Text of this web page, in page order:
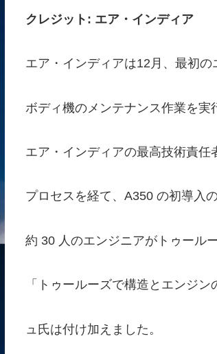
クレジット: エア・インディア
エア・インディアは12月、最初
ボディ機のメンテナンス作業を実
エア・インディアの最高技術責
プロセスを経て、A350 の初導入
約 30 人のエンジニアがトゥール
「トゥールーズで構造とエンジ
ュ氏は付け加えました。